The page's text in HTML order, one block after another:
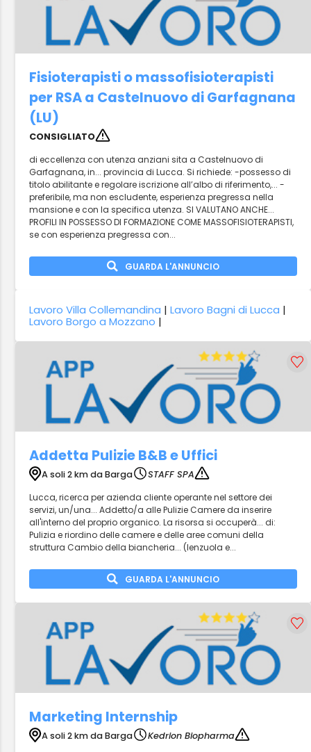
Fisioterapisti o massofisioterapisti
per RSA a Castelnuovo di Garfagnana
(LU)
CONSIGLIATO
di eccellenza con utenza anziani sita a Castelnuovo di
Garfagnana, in... provincia di Lucca. Si richiede: -possesso di
titolo abilitante e regolare iscrizione all’albo di riferimento,... -
preferibile, ma non escludente, esperienza pregressa nella
mansione e con la specifica utenza. SI VALUTANO ANCHE...
PROFILI IN POSSESSO DI FORMAZIONE COME MASSOFISIOTERAPISTI,
se con esperienza pregressa con...
GUARDA L'ANNUNCIO
Lavoro Villa Collemandina |Lavoro Bagni di Lucca |
Lavoro Borgo a Mozzano |
Addetta Pulizie B&B e Uffici
A soli 2 km da Barga
STAFF SPA
Lucca, ricerca per azienda cliente operante nel settore dei
servizi, un/una... Addetto/a alle Pulizie Camere da inserire
all'interno del proprio organico. La risorsa si occuperà... di:
Pulizia e riordino delle camere e delle aree comuni della
struttura Cambio della biancheria... (lenzuola e...
GUARDA L'ANNUNCIO
Marketing Internship
A soli 2 km da Barga
Kedrion Biopharma